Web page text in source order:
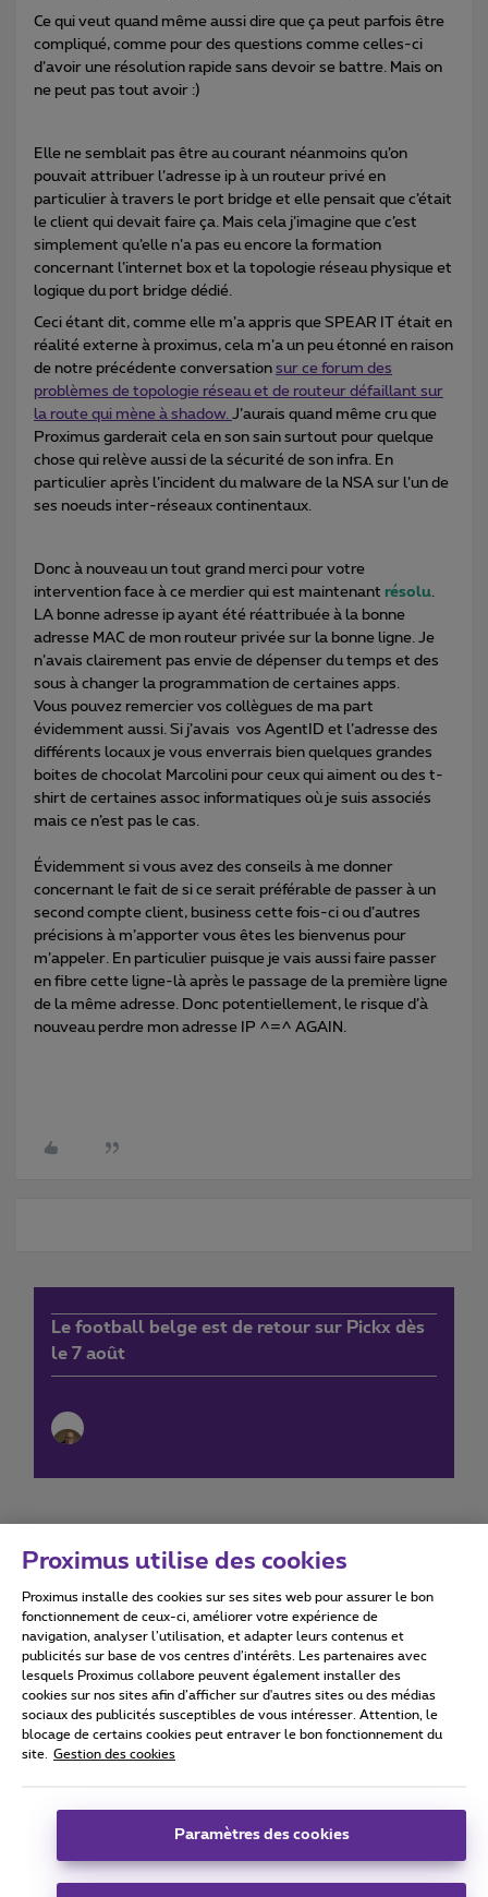
Ce qui veut quand même aussi dire que ça peut parfois être
compliqué, comme pour des questions comme celles-ci
d’avoir une résolution rapide sans devoir se battre. Mais on
ne peut pas tout avoir :)
Elle ne semblait pas être au courant néanmoins qu’on
pouvait attribuer l’adresse ip à un routeur privé en
particulier à travers le port bridge et elle pensait que c’était
le client qui devait faire ça. Mais cela j’imagine que c’est
simplement qu’elle n’a pas eu encore la formation
concernant l’internet box et la topologie réseau physique et
logique du port bridge dédié.
Ceci étant dit, comme elle m’a appris que SPEAR IT était en
réalité externe à proximus, cela m’a un peu étonné en raison
de notre précédente conversation sur ce forum des
problèmes de topologie réseau et de routeur défaillant sur
la route qui mène à shadow. J’aurais quand même cru que
Proximus garderait cela en son sain surtout pour quelque
chose qui relève aussi de la sécurité de son infra. En
particulier après l’incident du malware de la NSA sur l’un de
ses noeuds inter-réseaux continentaux.
Donc à nouveau un tout grand merci pour votre
intervention face à ce merdier qui est maintenant résolu.
LA bonne adresse ip ayant été réattribuée à la bonne
adresse MAC de mon routeur privée sur la bonne ligne. Je
n’avais clairement pas envie de dépenser du temps et des
sous à changer la programmation de certaines apps.
Vous pouvez remercier vos collègues de ma part
évidemment aussi. Si j’avais vos AgentID et l’adresse des
différents locaux je vous enverrais bien quelques grandes
boites de chocolat Marcolini pour ceux qui aiment ou des t-
shirt de certaines assoc informatiques où je suis associés
mais ce n’est pas le cas.
Évidemment si vous avez des conseils à me donner
concernant le fait de si ce serait préférable de passer à un
second compte client, business cette fois-ci ou d’autres
précisions à m’apporter vous êtes les bienvenus pour
m’appeler. En particulier puisque je vais aussi faire passer
en fibre cette ligne-là après le passage de la première ligne
de la même adresse. Donc potentiellement, le risque d’à
nouveau perdre mon adresse IP ^=^ AGAIN.
Le football belge est de retour sur Pickx dès
le 7 août
Conditions d'utilisation Accessibility statement
Tous droits réservés. © 2026 Proximus
Conditions générales, info consommateur
Coordonnées de l’entreprise
Boulevard du Roi Albert II 27 - B-1030 Bruxelles.
Proximus utilise des cookies
Proximus installe des cookies sur ses sites web pour assurer le bon
fonctionnement de ceux-ci, améliorer votre expérience de
navigation, analyser l’utilisation, et adapter leurs contenus et
publicités sur base de vos centres d’intérêts. Les partenaires avec
lesquels Proximus collabore peuvent également installer des
cookies sur nos sites afin d’afficher sur d'autres sites ou des médias
sociaux des publicités susceptibles de vous intéresser. Attention, le
blocage de certains cookies peut entraver le bon fonctionnement du
site.
Gestion des cookies
Paramètres des cookies